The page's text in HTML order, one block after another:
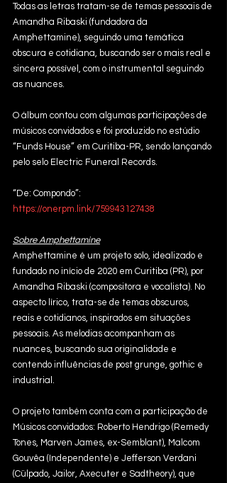
Todas as letras tratam-se de temas pessoais de
Amandha Ribaski (fundadora da
Amphettamine), seguindo uma temática
obscura e cotidiana, buscando ser o mais real e
sincera possível, com o instrumental seguindo
as nuances.
O álbum contou com algumas participações de
músicos convidados e foi produzido no estúdio
“Funds House” em Curitiba-PR, sendo lançando
pelo selo Electric Funeral Records.
“De: Compondo”:
https://onerpm.link/759943127438
Sobre Amphettamine
Amphettamine é um projeto solo, idealizado e
fundado no início de 2020 em Curitiba (PR), por
Amandha Ribaski (compositora e vocalista). No
aspecto lírico, trata-se de temas obscuros,
reais e cotidianos, inspirados em situações
pessoais. As melodias acompanham as
nuances, buscando sua originalidade e
contendo influências de post grunge, gothic e
industrial.
O projeto também conta com a participação de
Músicos convidados: Roberto Hendrigo (Remedy
Tones, Marven James, ex-Semblant), Malcom
Gouvêa (Independente) e Jefferson Verdani
(Cülpado, Jailor, Axecuter e Sadtheory), que